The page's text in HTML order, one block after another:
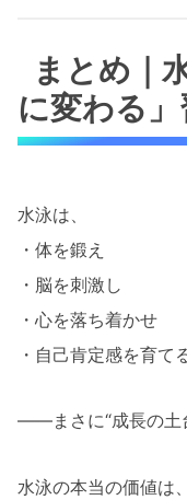
まとめ｜
に変わる
水泳は、
・体を鍛え
・脳を刺激し
・心を落ち着かせ
・自己肯定感を育て
――まさに“成長の土
水泳の本当の価値は